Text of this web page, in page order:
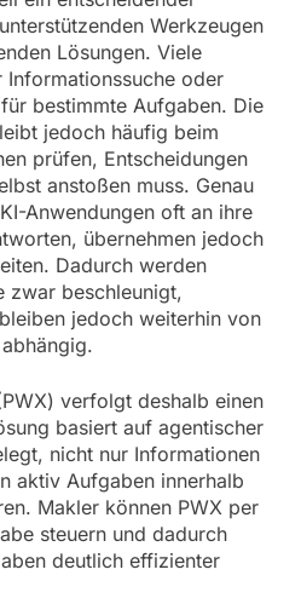
Werkzeugen
Lösungen. Viele
Informationssuche oder
bestimmte Aufgaben. Die
jedoch häufig beim
prüfen, Entscheidungen
anstoßen muss. Genau
Anwendungen oft an ihre
übernehmen jedoch
Dadurch werden
zwar beschleunigt,
jedoch weiterhin von
verfolgt deshalb einen
basiert auf agentischer
nicht nur Informationen
aktiv Aufgaben innerhalb
Makler können PWX per
steuern und dadurch
deutlich effizienter